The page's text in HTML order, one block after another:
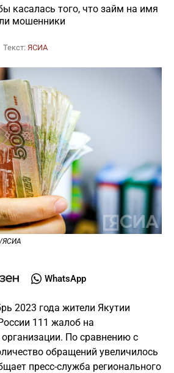
касалась того, что займ на имя
мошенники
Текст: ЯСИА
ЯСИА
WhatsApp
2023 года жители Якутии
111 жалоб на
По сравнению с
обращений увеличилось
пресс-служба регионального